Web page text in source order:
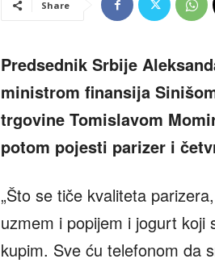
Share
Predsednik Srbije
ministrom finansija
trgovine Tomislavom
potom pojesti parizer i
„Što se tiče kvaliteta
uzmem i popijem i jogurt koji
kupim. Sve ću telefonom da